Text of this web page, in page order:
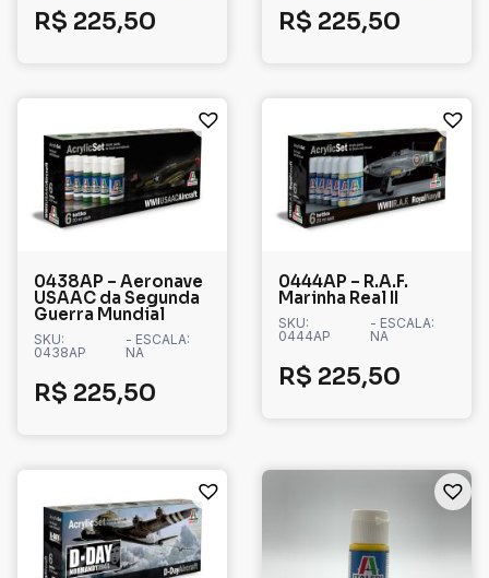
R$ 225,50 R$ 225,50
0438AP – Aeronave
USAAC da Segunda
Guerra Mundial
SKU:
0438AP
- ESCALA:
NA
R$ 225,50
0444AP – R.A.F.
Marinha Real II
SKU:
0444AP
- ESCALA:
NA
R$ 225,50